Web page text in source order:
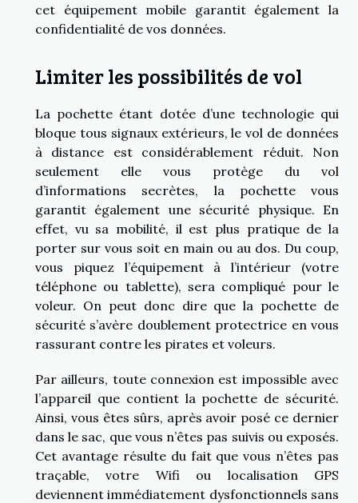
cet équipement mobile garantit également la
confidentialité de vos données.
Limiter les possibilités de vol
La pochette étant dotée d’une technologie qui
bloque tous signaux extérieurs, le vol de données
à distance est considérablement réduit. Non
seulement elle vous protège du vol
d’informations secrètes, la pochette vous
garantit également une sécurité physique. En
effet, vu sa mobilité, il est plus pratique de la
porter sur vous soit en main ou au dos. Du coup,
vous piquez l’équipement à l’intérieur (votre
téléphone ou tablette), sera compliqué pour le
voleur. On peut donc dire que la pochette de
sécurité s’avère doublement protectrice en vous
rassurant contre les pirates et voleurs.
Par ailleurs, toute connexion est impossible avec
l’appareil que contient la pochette de sécurité.
Ainsi, vous êtes sûrs, après avoir posé ce dernier
dans le sac, que vous n’êtes pas suivis ou exposés.
Cet avantage résulte du fait que vous n’êtes pas
traçable, votre Wifi ou localisation GPS
deviennent immédiatement dysfonctionnels sans